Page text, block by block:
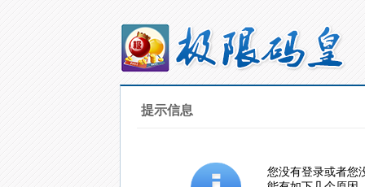
提示信息
您没有登录或者您